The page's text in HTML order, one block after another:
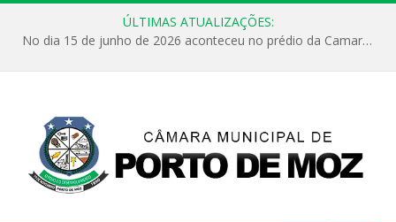
ÚLTIMAS ATUALIZAÇÕES:
No dia 15 de junho de 2026 aconteceu no prédio da Camara Municipal de Porto de Moz /Pará a Sessão Ordinária